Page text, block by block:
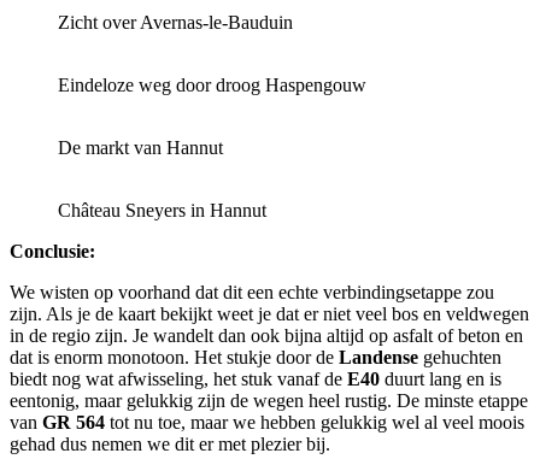
Zicht over Avernas-le-Bauduin
Eindeloze weg door droog Haspengouw
De markt van Hannut
Château Sneyers in Hannut
Conclusie:
We wisten op voorhand dat dit een echte verbindingsetappe zou
zijn. Als je de kaart bekijkt weet je dat er niet veel bos en veldwegen
in de regio zijn. Je wandelt dan ook bijna altijd op asfalt of beton en
dat is enorm monotoon. Het stukje door de Landense gehuchten
biedt nog wat afwisseling, het stuk vanaf de E40 duurt lang en is
eentonig, maar gelukkig zijn de wegen heel rustig. De minste etappe
van GR 564 tot nu toe, maar we hebben gelukkig wel al veel moois
gehad dus nemen we dit er met plezier bij.